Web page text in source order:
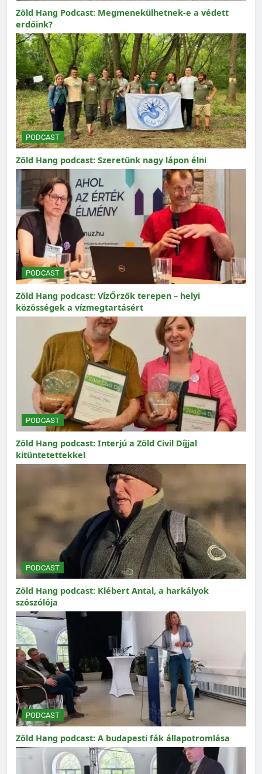
Zöld Hang Podcast: Megmenekülhetnek-e a védett
erdőink?
PODCAST
Zöld Hang podcast: Szeretünk nagy lápon élni
PODCAST
Zöld Hang podcast: VízŐrzők terepen – helyi
közösségek a vízmegtartásért
PODCAST
Zöld Hang podcast: Interjú a Zöld Civil Díjjal
kitüntetettekkel
PODCAST
Zöld Hang podcast: Klébert Antal, a harkályok
szószólója
PODCAST
Zöld Hang podcast: A budapesti fák állapotromlása